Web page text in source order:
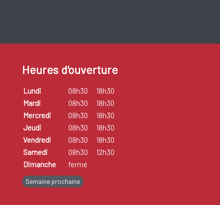
Heures d'ouverture
Lundi 08h30
18h30
Mardi
08h30
18h30
Mercredi
08h30
18h30
Jeudi
08h30
18h30
Vendredi
08h30
18h30
Samedi
08h30
12h30
Dimanche
fermé
Semaine prochaine